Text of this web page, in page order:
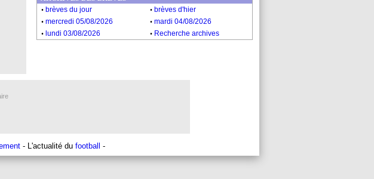
. brèves du jour . brèves d'hier
. mercredi 05/08/2026 . mardi 04/08/2026
. lundi 03/08/2026 . Recherche archives
- L'actualité du football -